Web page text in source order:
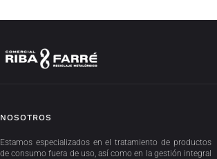
NOSOTROS
Estamos especializados en el tratamiento de productos
de consumo fuera de uso, así como en la gestión integral